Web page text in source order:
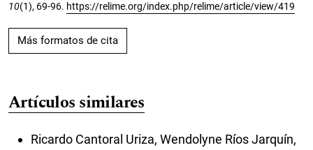
10(1), 69-96. https://relime.org/index.php/relime/article/view/419
Más formatos de cita
Artículos similares
Ricardo Cantoral Uriza, Wendolyne Ríos Jarquín,